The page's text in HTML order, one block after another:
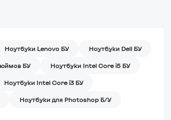
Ноутбуки Lenovo БУ Ноутбуки Dell БУ
БУ Ноутбуки Intel Core i5 БУ
Ноутбуки Intel Core i3 БУ
Ноутбуки для Photoshop Б/У